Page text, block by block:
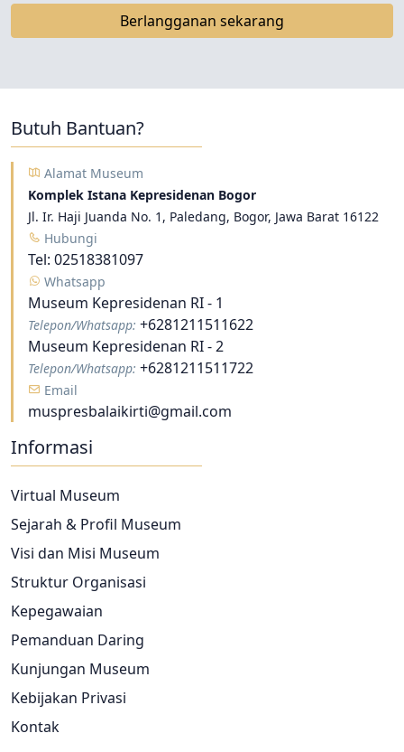
Berlangganan sekarang
Butuh Bantuan?
Alamat Museum
Komplek Istana Kepresidenan Bogor
Jl. Ir. Haji Juanda No. 1, Paledang, Bogor, Jawa Barat 16122
Hubungi
Tel: 02518381097
Whatsapp
Museum Kepresidenan RI - 1
Telepon/Whatsapp: +6281211511622
Museum Kepresidenan RI - 2
Telepon/Whatsapp: +6281211511722
Email
muspresbalaikirti@gmail.com
Informasi
Virtual Museum
Sejarah & Profil Museum
Visi dan Misi Museum
Struktur Organisasi
Kepegawaian
Pemanduan Daring
Kunjungan Museum
Kebijakan Privasi
Kontak